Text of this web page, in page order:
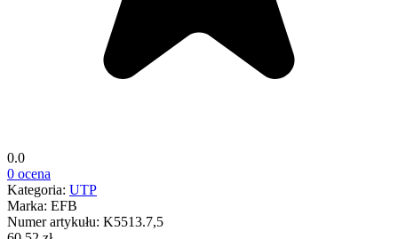
0.0
0 ocena
Kategoria: UTP
Marka: EFB
Numer artykułu: K5513.7,5